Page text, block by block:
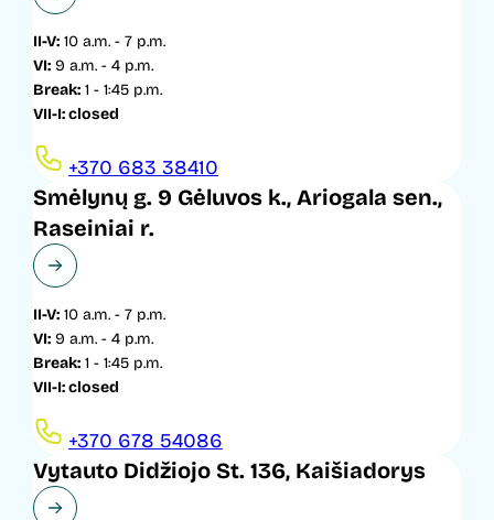
II-V: 10 a.m. - 7 p.m.
VI: 9 a.m. - 4 p.m.
Break: 1 - 1:45 p.m.
VII-I: closed
+370 683 38410
Smėlynų g. 9 Gėluvos k., Ariogala sen.,
Raseiniai r.
II-V: 10 a.m. - 7 p.m.
VI: 9 a.m. - 4 p.m.
Break: 1 - 1:45 p.m.
VII-I: closed
+370 678 54086
Vytauto Didžiojo St. 136, Kaišiadorys